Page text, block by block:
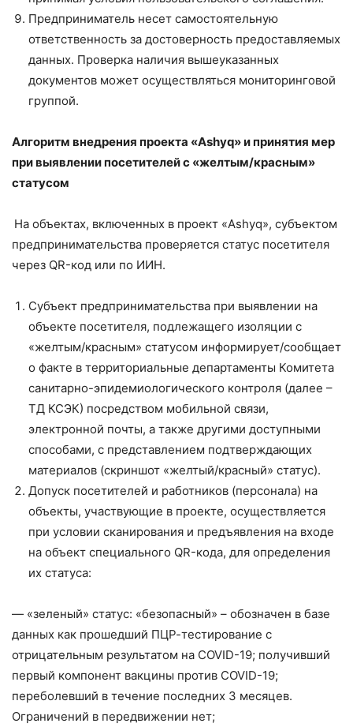
Предприниматель несет самостоятельную
ответственность за достоверность предоставляемых
данных. Проверка наличия вышеуказанных
документов может осуществляться мониторинговой
группой.
Алгоритм внедрения проекта «Ashyq»и принятия мер
при выявлении посетителейс «желтым/красным»
статусом
На объектах, включенных в проект «Ashyq», субъектом
предпринимательства проверяется статус посетителя
через QR-код или по ИИН.
Субъект предпринимательства при выявлении на
объекте посетителя, подлежащего изоляции с
«желтым/красным» статусом информирует/сообщает
о факте в территориальные департаменты Комитета
санитарно-эпидемиологического контроля (далее –
ТД КСЭК) посредством мобильной связи,
электронной почты, а также другими доступными
способами, с представлением подтверждающих
материалов (скриншот «желтый/красный» статус).
Допуск посетителей и работников (персонала) на
объекты, участвующие в проекте, осуществляется
при условии сканирования и предъявления на входе
на объект специального QR-кода, для определения
их статуса:
— «зеленый» статус: «безопасный» – обозначен в базе
данных как прошедший ПЦР-тестирование с
отрицательным результатом на COVID-19; получивший
первый компонент вакцины против COVID-19;
переболевший в течение последних 3 месяцев.
Ограничений в передвижении нет;